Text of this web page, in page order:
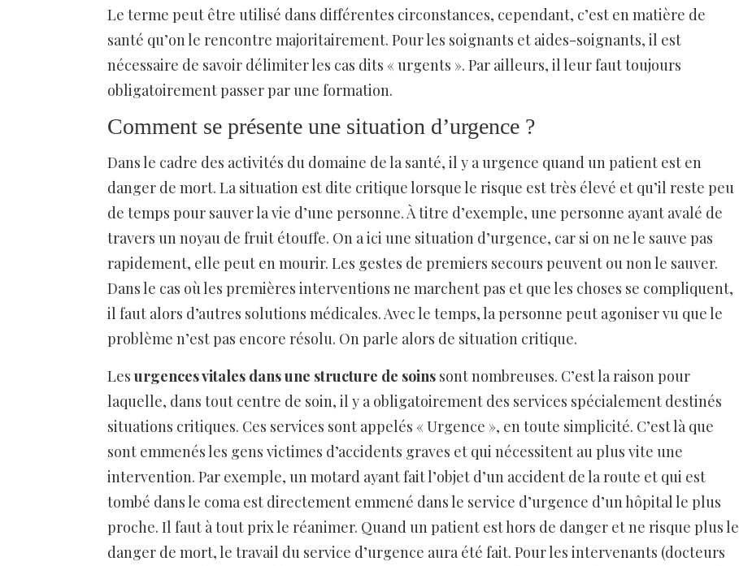
Le terme peut être utilisé dans différentes circonstances, cependant, c’est en matière de
santé qu’on le rencontre majoritairement. Pour les soignants et aides-soignants, il est
nécessaire de savoir délimiter les cas dits « urgents ». Par ailleurs, il leur faut toujours
obligatoirement passer par une formation.
Comment se présente une situation d’urgence ?
Dans le cadre des activités du domaine de la santé, il y a urgence quand un patient est en
danger de mort. La situation est dite critique lorsque le risque est très élevé et qu’il reste peu
de temps pour sauver la vie d’une personne. À titre d’exemple, une personne ayant avalé de
travers un noyau de fruit étouffe. On a ici une situation d’urgence, car si on ne le sauve pas
rapidement, elle peut en mourir. Les gestes de premiers secours peuvent ou non le sauver.
Dans le cas où les premières interventions ne marchent pas et que les choses se compliquent,
il faut alors d’autres solutions médicales. Avec le temps, la personne peut agoniser vu que le
problème n’est pas encore résolu. On parle alors de situation critique.
Les urgences vitales dans une structure de soins sont nombreuses. C’est la raison pour
laquelle, dans tout centre de soin, il y a obligatoirement des services spécialement destinés
situations critiques. Ces services sont appelés « Urgence », en toute simplicité. C’est là que
sont emmenés les gens victimes d’accidents graves et qui nécessitent au plus vite une
intervention. Par exemple, un motard ayant fait l’objet d’un accident de la route et qui est
tombé dans le coma est directement emmené dans le service d’urgence d’un hôpital le plus
proche. Il faut à tout prix le réanimer. Quand un patient est hors de danger et ne risque plus le
danger de mort, le travail du service d’urgence aura été fait. Pour les intervenants (docteurs